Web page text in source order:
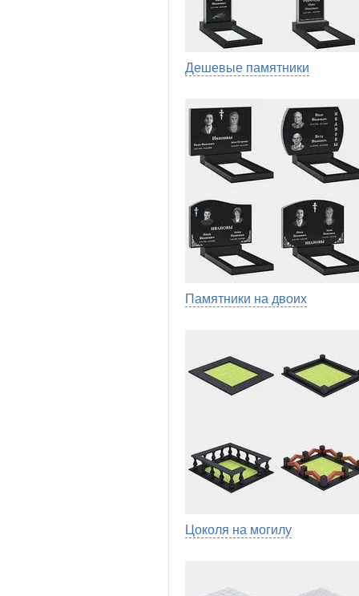
Дешевые памятники
Памятники на двоих
Цоколя на могилу